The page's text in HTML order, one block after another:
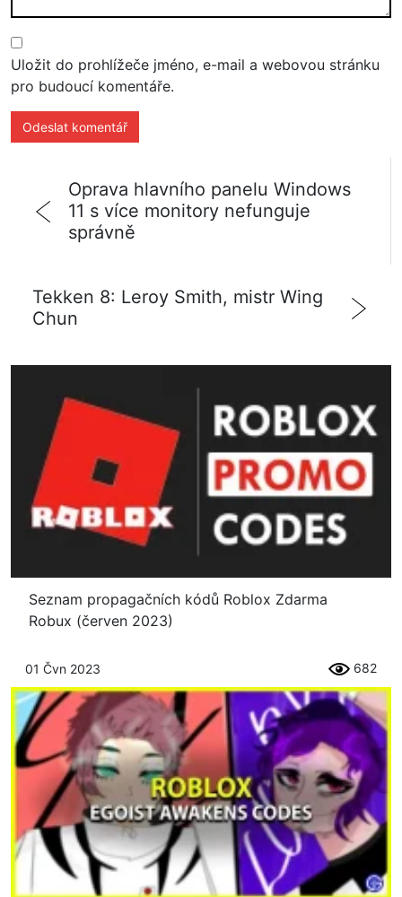
Uložit do prohlížeče jméno, e-mail a webovou stránku
pro budoucí komentáře.
Oprava hlavního panelu Windows
11 s více monitory nefunguje
správně
Tekken 8: Leroy Smith, mistr Wing
Chun
Seznam propagačních kódů Roblox Zdarma
Robux (červen 2023)
01 Čvn 2023 682